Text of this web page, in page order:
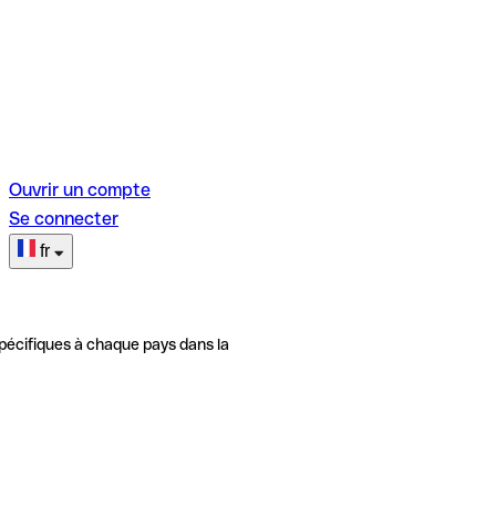
Ouvrir un compte
Se connecter
fr
à chaque pays dans la